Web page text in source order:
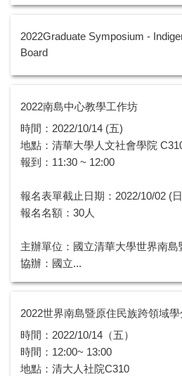
2022Graduate Symposium -
Board
2022南島中心教學工作坊
時間：2022/10/14 (五)
地點：清華大學人文社會學院
報到：11:30 ~ 12:00
報名表單截止日期：2022/10/02 (
報名名額：30人
主辦單位：國立清華大學世界南
協辦：國立...
2022世界南島暨原住民族跨領域
時間：2022/10/14（五）
時間：12:00~ 13:00
地點：清大人社院C310